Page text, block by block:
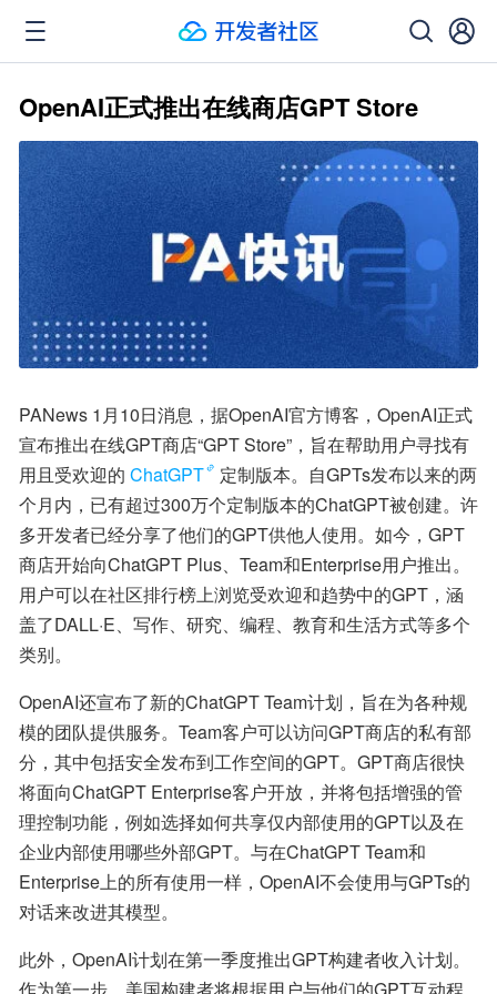
OpenAI正式推出在线商店GPT Store
PANews 1月10日消息，据OpenAI官方博客，OpenAI正式
宣布推出在线GPT商店“GPT Store”，旨在帮助用户寻找有
用且受欢迎的 ChatGPT
定制版本。自GPTs发布以来的两
个月内，已有超过300万个定制版本的ChatGPT被创建。许
多开发者已经分享了他们的GPT供他人使用。如今，GPT
商店开始向ChatGPT Plus、Team和Enterprise用户推出。
用户可以在社区排行榜上浏览受欢迎和趋势中的GPT，涵
盖了DALL·E、写作、研究、编程、教育和生活方式等多个
类别。
OpenAI还宣布了新的ChatGPT Team计划，旨在为各种规
模的团队提供服务。Team客户可以访问GPT商店的私有部
分，其中包括安全发布到工作空间的GPT。GPT商店很快
将面向ChatGPT Enterprise客户开放，并将包括增强的管
理控制功能，例如选择如何共享仅内部使用的GPT以及在
企业内部使用哪些外部GPT。与在ChatGPT Team和
Enterprise上的所有使用一样，OpenAI不会使用与GPTs的
对话来改进其模型。
此外，OpenAI计划在第一季度推出GPT构建者收入计划。